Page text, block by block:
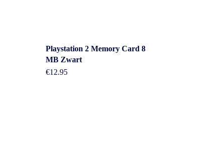
Playstation 2 Memory Card 8
MB Zwart
€12.95